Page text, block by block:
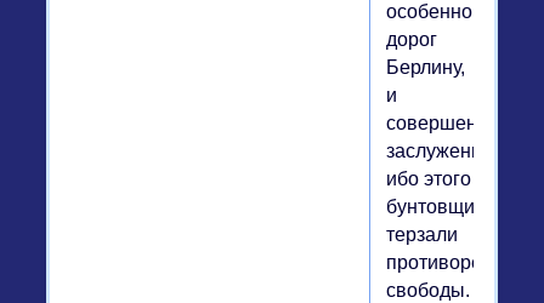
особенно
дорог
Берлину,
и
совершенно
заслуженно,
ибо этого
бунтовщика
терзали
противоречия
свободы.